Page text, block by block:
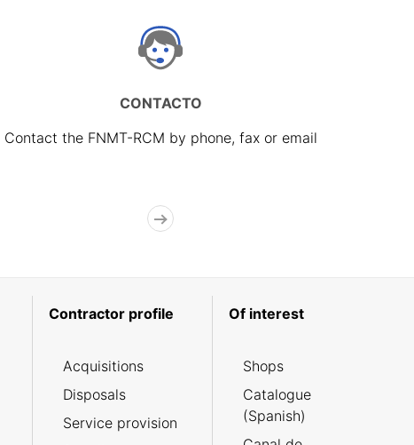
CONTACTO
Contact the FNMT-RCM by phone, fax or email
Contractor profile
Acquisitions
Disposals
Service provision
Of interest
Shops
Catalogue
(Spanish)